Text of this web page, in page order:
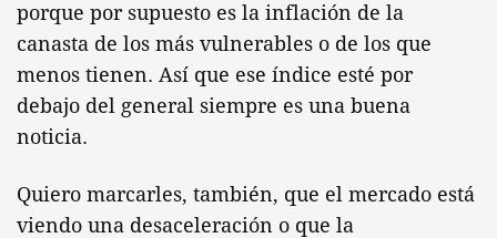
porque por supuesto es la inflación de la
canasta de los más vulnerables o de los que
menos tienen. Así que ese índice esté por
debajo del general siempre es una buena
noticia.
Quiero marcarles, también, que el mercado está
viendo una desaceleración o que la